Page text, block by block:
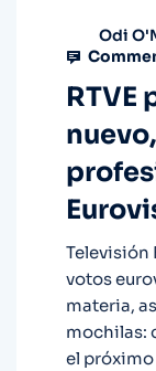
Odi
RTVE
Televisión
votos
materia,
mochilas:
el próximo